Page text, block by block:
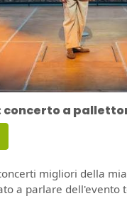
concerto a
migliori della
a parlare dell'evento